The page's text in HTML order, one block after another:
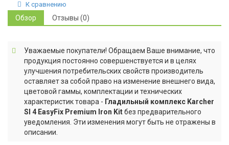
К сравнению
Обзор Отзывы (0)
Уважаемые покупатели! Обращаем Ваше внимание, что
продукция постоянно совершенствуется и в целях
улучшения потребительских свойств производитель
оставляет за собой право на изменение внешнего вида,
цветовой гаммы, комплектации и технических
характеристик товара - Гладильный комплекс Karcher
SI 4 EasyFix Premium Iron Kitбез предварительного
уведомления. Эти изменения могут быть не отражены в
описании.